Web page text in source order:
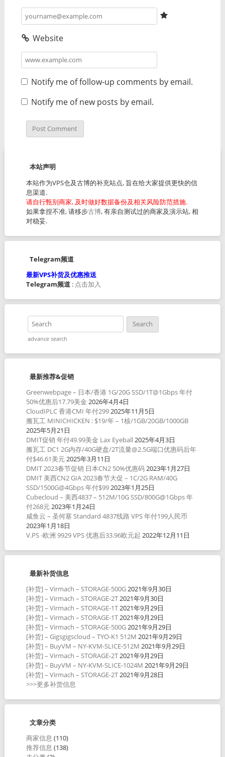
Website
Notify me of follow-up comments by email.
Notify me of new posts by email.
本站声明
本站作为VPS仓及古博的补充站点, 旨在给大家提供更快的信
息渠道.
请自行甄别商家, 及时做好数据备份及相关风险防范措施.
如果拿捏不准, 请移步古博, 有亲自测试过的商家及演示站, 相
对稳妥.
Telegram频道
最新VPS补货及优惠推送
Telegram频道: 点击加入
advance search
最新推荐&促销
Greenwebpage – 日本/香港 1G/20G SSD/1T@1Gbps 年付
50%优惠后17.79美金 2026年4月4日
CloudIPLC 香港CMI 年付2992025年11月5日
搬瓦工 MINICHICKEN : $19/年 – 1核/1GB/20GB/1000GB
2025年5月21日
DMIT促销 年付49.99美金 Lax Eyeball 2025年4月3日
搬瓦工 DC1 2G内存/40G硬盘/2T流量@2.5G端口优惠码后年
付$46.61美元2025年3月11日
DMIT 2023春节促销 日本CN2 50%优惠码2023年1月27日
DMIT 美西CN2 GIA 2023春节大促 – 1C/2G RAM/40G
SSD/1500G@4Gbps 年付$992023年1月25日
Cubecloud – 美西4837 – 512M/10G SSD/800G@1Gbps 年
付268元2023年1月24日
咸鱼云 – 圣何塞 Standard 4837线路 VPS 年付199人民币
2023年1月18日
V.PS -欧洲 9929 VPS 优惠后33.96欧元起 2022年12月11日
最新补货信息
[补货] – Virmach – STORAGE-500G2021年9月30日
[补货] – Virmach – STORAGE-2T2021年9月30日
[补货] – Virmach – STORAGE-1T2021年9月29日
[补货] – Virmach – STORAGE-1T2021年9月29日
[补货] – Virmach – STORAGE-500G2021年9月29日
[补货] – Gigsgigscloud – TYO-K1 512M 2021年9月29日
[补货] – BuyVM – NY-KVM-SLICE-512M 2021年9月29日
[补货] – Virmach – STORAGE-2T2021年9月29日
[补货] – BuyVM – NY-KVM-SLICE-1024M 2021年9月29日
[补货] – Virmach – STORAGE-2T2021年9月28日
>>>更多补货信息
文章分类
商家信息 (110)
推荐信息 (138)